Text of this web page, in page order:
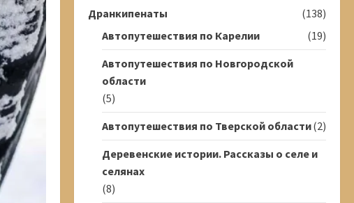
Дранкипенаты
(138)
Автопутешествия по Карелии
(19)
Автопутешествия по Новгородской
области
(5)
Автопутешествия по Тверской области(2)
Деревенские истории. Рассказы о селе и
селянах
(8)